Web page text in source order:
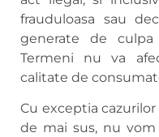
frauduloasa sau
generate de
Termeni nu va
calitate de
Cu exceptia
de mai sus, nu vom